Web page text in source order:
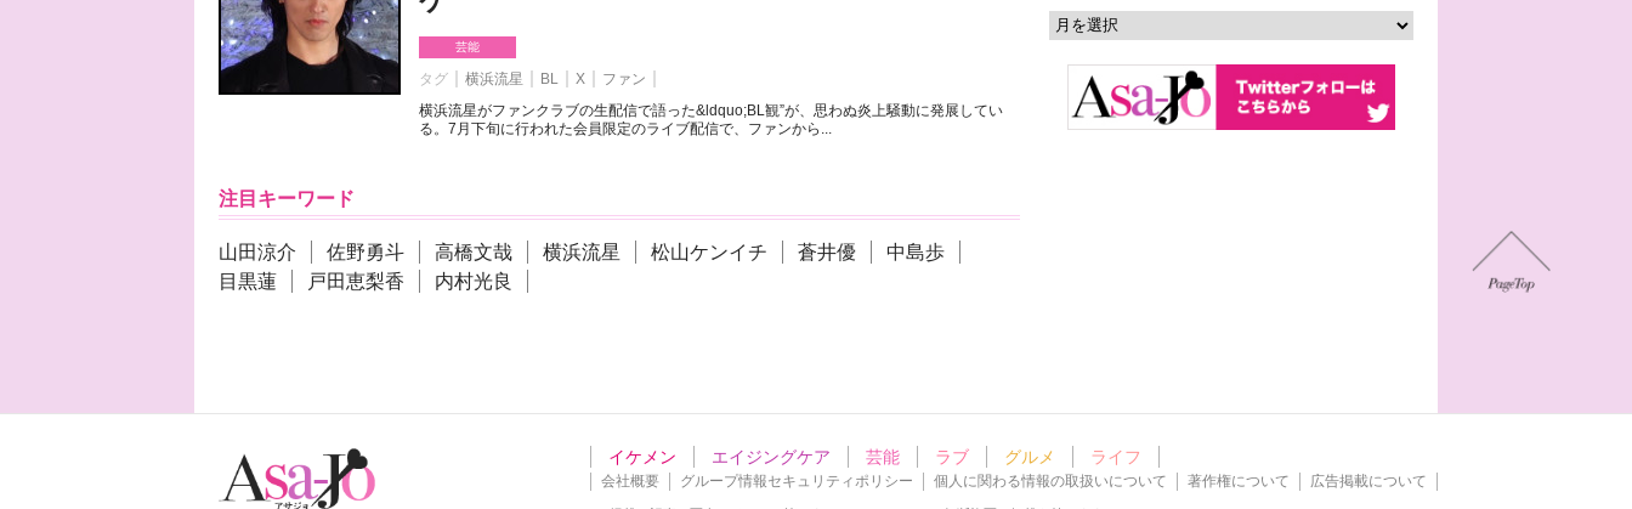
芸能
タグ 横浜流星 BL X
ファン
横浜流星がファンクラブの生配信で語った&ldquo;BL観”が、思わぬ炎上騒動に発展してい
る。7月下旬に行われた会員限定のライブ配信で、ファンから...
注目キーワード
山田涼介 佐野勇斗 高橋文哉 横浜流星 松山ケンイチ 蒼井優
中島歩
目黒蓮
戸田恵梨香 内村光良
イケメン エイジングケア 芸能 ラブ グルメ ライフ
会社概要 グループ情報セキュリティポリシー 個人に関わる情報の取扱いについて 著作権について 広告掲載について